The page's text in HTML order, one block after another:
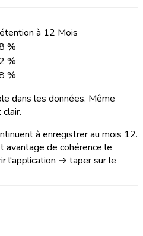
à 12 Mois
%
%
%
dans les données. Même
à enregistrer au mois 12.
de cohérence le
l'application → taper sur le